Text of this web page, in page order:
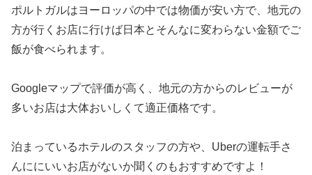
ポルトガルはヨーロッパの中では物価が安い方で、地元の
方が行くお店に行けば日本とそんなに変わらない金額でご
飯が食べられます。
Googleマップで評価が高く、地元の方からのレビューが
多いお店は大体おいしくて適正価格です。
泊まっているホテルのスタッフの方や、Uberの運転手さ
んににいいお店がないか聞くのもおすすめですよ！